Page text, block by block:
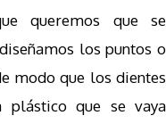
queremos que se
los puntos o
modo que los dientes
plástico que se vaya